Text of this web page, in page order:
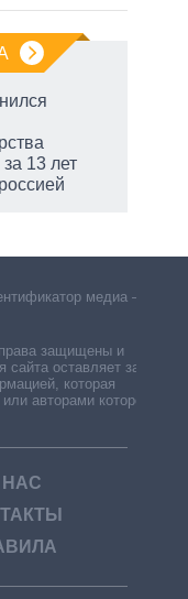
13 лет
медиа –
защищены и
оставляет за
которая
авторами которой
НАС